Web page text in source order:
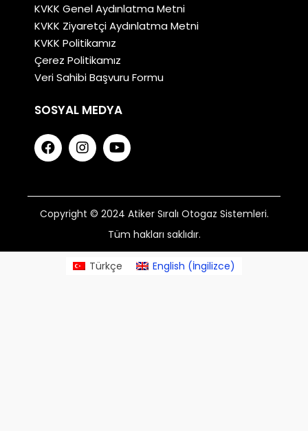
KVKK Genel Aydınlatma Metni
KVKK Ziyaretçi Aydınlatma Metni
KVKK Politikamız
Çerez Politikamız
Veri Sahibi Başvuru Formu
SOSYAL MEDYA
Copyright © 2024 Atiker Sıralı Otogaz Sistemleri.
Tüm hakları saklıdır.
Türkçe English (İngilizce)